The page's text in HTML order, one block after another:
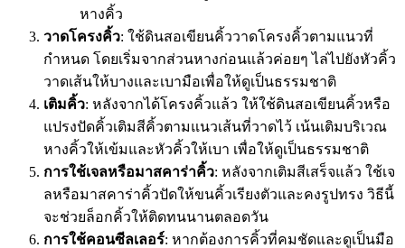
หางคิ้ว
วาดโครงคิ้ว: ใช้ดินสอเขียนคิ้ววาดโครงคิ้วตามแนวที่
กำหนด โดยเริ่มจากส่วนหางก่อนแล้วค่อยๆ ไล่ไปยังหัวคิ้ว
วาดเส้นให้บางและเบามือเพื่อให้ดูเป็นธรรมชาติ
เติมคิ้ว: หลังจากได้โครงคิ้วแล้ว ให้ใช้ดินสอเขียนคิ้วหรือ
แปรงปัดคิ้วเติมสีคิ้วตามแนวเส้นที่วาดไว้ เน้นเติมบริเวณ
หางคิ้วให้เข้มและหัวคิ้วให้เบา เพื่อให้ดูเป็นธรรมชาติ
การใช้เจลหรือมาสคาร่าคิ้ว: หลังจากเติมสีเสร็จแล้ว ใช้เจ
ลหรือมาสคาร่าคิ้วปัดให้ขนคิ้วเรียงตัวและคงรูปทรง วิธีนี้
จะช่วยล็อกคิ้วให้ติดทนนานตลอดวัน
การใช้คอนซีลเลอร์: หากต้องการคิ้วที่คมชัดและดูเป็นมือ